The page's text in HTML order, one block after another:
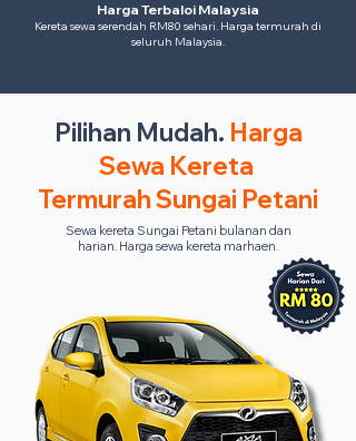
Harga Terbaloi Malaysia
Kereta sewa serendah RM80 sehari. Harga termurah di
seluruh Malaysia.
Pilihan Mudah. Harga
Sewa Kereta
Termurah Sungai Petani
Sewa kereta Sungai Petani bulanan dan
harian. Harga sewa kereta marhaen.